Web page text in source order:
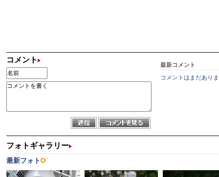
コメント
最新コメント
コメントはまだあり